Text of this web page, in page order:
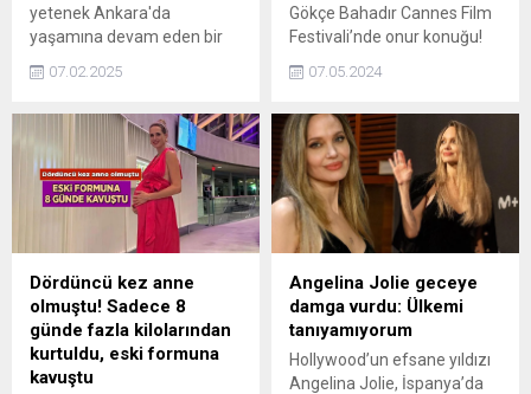
yetenek Ankara'da
yaşamına devam eden bir
İstanbul' Acıbadem'li olan
oyun kurucu mevkiinde
oynamakta ve kariyerine
Spor Toto Spor Kulübü’nde
devam etmektedir.
07.02.2025
Gökçe Bahadır Cannes Film
Festivali’nde onur konuğu!
07.05.2024
Dördüncü kez anne
olmuştu! Sadece 8
günde fazla kilolarından
kurtuldu, eski formuna
kavuştu
Angelina Jolie geceye
damga vurdu: Ülkemi
tanıyamıyorum
Hollywood’un efsane yıldızı
Angelina Jolie, İspanya’da